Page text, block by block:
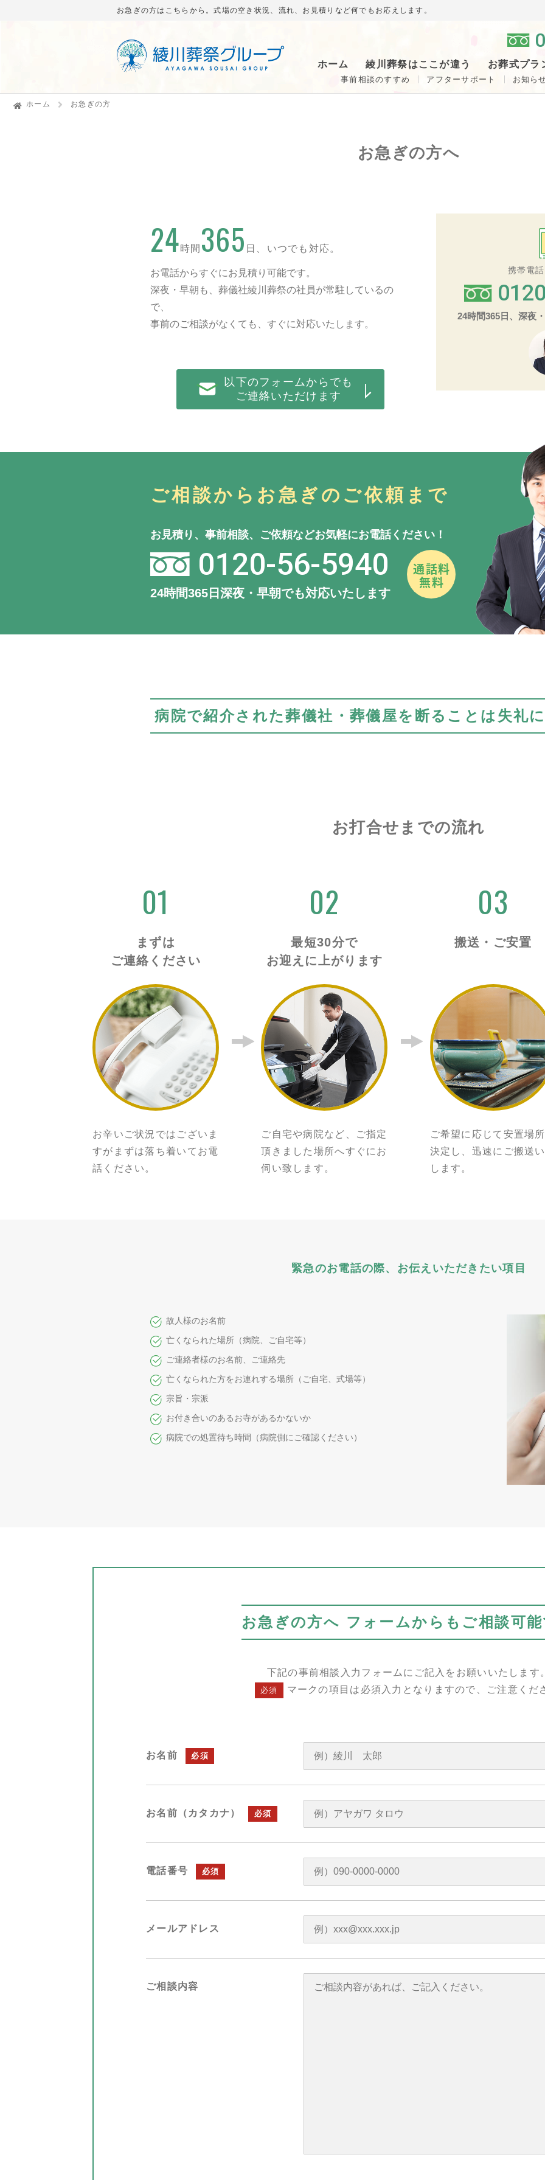
お急ぎの方はこちらから。式場の空き状況、流れ、お見積りなど何でもお応えします。
ホーム 綾川葬祭はここが違う お葬式プラ
事前相談のすすめ アフターサポート お知ら
ホーム お急ぎの方
お急ぎの方へ
携帯電
24時間365日、深夜
24時間 365 日、いつでも対応。
お電話からすぐにお見積り可能です。
深夜・早朝も、葬儀社綾川葬祭の社員が常駐しているの
で、
事前のご相談がなくても、すぐに対応いたします。
以下のフォームからでも
ご連絡いただけます
ご相談からお急ぎのご依頼まで
お見積り、事前相談、ご依頼などお気軽にお電話ください！
0120-56-5940
24時間365日深夜・早朝でも対応いたします
病院で紹介された葬儀社・葬儀屋を断ることは 失礼
お打合せまでの流れ
01
まずは
ご連絡ください
お辛いご状況ではございま
すがまずは落ち着いてお電
話ください。
02
最短30分で
お迎えに上がります
ご自宅や病院など、ご指定
頂きました場所へすぐにお
伺い致します。
03
搬送・ご安置
ご希望に応じて安置場
決定し、迅速にご搬送
します。
緊急のお電話の際、 お伝えいただきたい項目
故人様のお名前
亡くなられた場所（病院、ご自宅等）
ご連絡者様のお名前、ご連絡先
亡くなられた方をお連れする場所（ご自宅、式場等）
宗旨・宗派
お付き合いのあるお寺があるかないか
病院での処置待ち時間（病院側にご確認ください）
お急ぎの方へ フォームからもご相談可
下記の事前相談入力フォームにご記入をお願いいたします
必須 マークの項目は必須入力となりますので、ご注意くだ
お名前 必須
お名前（カタカナ） 必須
電話番号 必須
メールアドレス
ご相談内容